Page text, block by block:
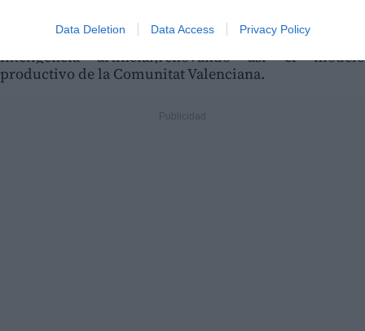
Data Deletion Data Access Privacy Policy
responder a las necesidades tecnológicas de las
compañías ypromover la creación de nuevo talento en
inteligencia artificial,renovando así el modelo
productivo de la Comunitat Valenciana.